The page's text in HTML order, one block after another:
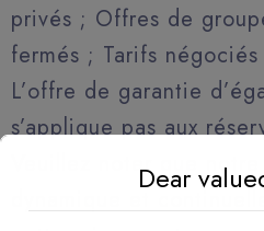
privés ; Offres de
fermés ; Tarifs
L’offre de garantie
s’applique pas aux
Veuillez noter que
dynamique et
Dear